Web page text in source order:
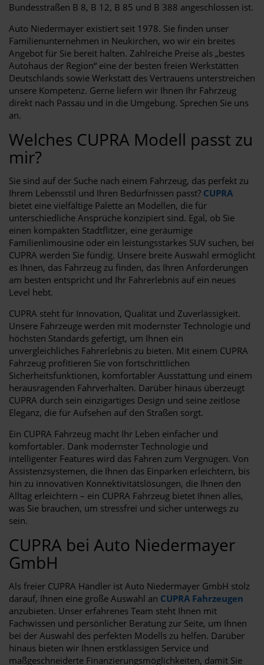
Bundesstraßen B 8, B 12, B 85 und B 388 angeschlossen ist.
Auto Niedermayer existiert seit 1978. Sie finden unser
Familienunternehmen in Neukirchen, wo wir ein breites
Angebot für Sie bereit halten. Zahlreiche Preise als „bestes
Autohaus der Region“ eine der besten freien Werkstätten
Deutschlands sowie Werkstatt des Vertrauens unterstreichen
unsere Kompetenz. Gerne liefern wir Ihnen Ihr Fahrzeug
direkt nach Passau und in die Umgebung. Sprechen Sie uns
an.
Welches CUPRA Modell passt zu
mir?
Sie sind auf der Suche nach einem Fahrzeug, das perfekt zu
Ihrem Lebensstil und Ihren Bedürfnissen passt? CUPRA
bietet eine vielfältige Palette an Modellen, die für
unterschiedliche Ansprüche konzipiert sind. Egal, ob Sie
einen kompakten Stadtflitzer, eine geräumige
Familienlimousine oder ein leistungsstarkes SUV suchen, bei
CUPRA werden Sie fündig. Unsere breite Auswahl ermöglicht
es Ihnen, das Fahrzeug zu finden, das Ihren Anforderungen
am besten entspricht und Ihr Fahrerlebnis auf ein neues
Level hebt.
CUPRA steht für Innovation, Qualität und Zuverlässigkeit.
Unsere Fahrzeuge werden mit modernster Technologie und
höchsten Standards gefertigt, um Ihnen ein
unvergleichliches Fahrerlebnis zu bieten. Mit einem CUPRA
Fahrzeug profitieren Sie von fortschrittlichen
Sicherheitsfunktionen, komfortabler Ausstattung und einem
herausragenden Fahrverhalten. Darüber hinaus überzeugt
CUPRA durch sein einzigartiges Design und seine zeitlose
Eleganz, die für Aufsehen auf den Straßen sorgt.
Ein CUPRA Fahrzeug macht Ihr Leben einfacher und
komfortabler. Dank modernster Technologie und
intelligenter Features wird das Fahren zum Vergnügen. Von
Assistenzsystemen, die Ihnen das Einparken erleichtern, bis
hin zu innovativen Konnektivitätslösungen, die Ihnen den
Alltag erleichtern – ein CUPRA Fahrzeug bietet Ihnen alles,
was Sie brauchen, um stressfrei und sicher unterwegs zu
sein.
CUPRA bei Auto Niedermayer
GmbH
Als freier CUPRA Händler ist Auto Niedermayer GmbH stolz
darauf, Ihnen eine große Auswahl an CUPRA Fahrzeugen
anzubieten. Unser erfahrenes Team steht Ihnen mit
Fachwissen und persönlicher Beratung zur Seite, um Ihnen
bei der Auswahl des perfekten Modells zu helfen. Darüber
hinaus bieten wir Ihnen erstklassigen Service und
maßgeschneiderte Finanzierungsmöglichkeiten, damit Sie